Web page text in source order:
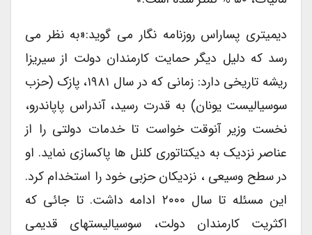
دیمیتری پساراس روزنامه نگار می گوید:«به نظر می
رسد که دلیل دیگر حمایت کارمندان دولت از سیریزا
ریشه تاریخی دارد: زمانی که در سال ۱۹۸۱، پازک (حزب
سوسیالیست یونان) به قدرت رسید، آندراس پاپاندرو،
نخست وزیر آنوقت خواست تا خدمات دولتی را از
عناصر نزدیک به دیکتاتوری کلنل ها پاکسازی نماید. او
در سطح وسیعی ، نزدیکان حزبی خود را استخدام کرد.
این مسئله تا سال ۲۰۰۰ ادامه داشت. تا جائی که
اکثریت کارمندان دولت، سوسیالیستهای قدیمی